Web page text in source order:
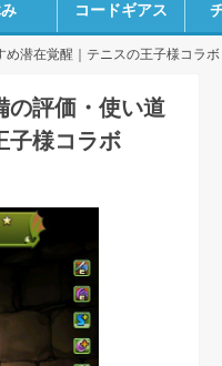
コードギアス
潜在覚醒｜テニスの王子様コラボ
の評価・使い道
子様コラボ